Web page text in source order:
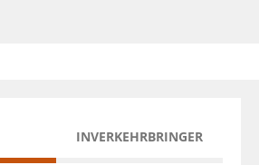
INVERKEHRBRINGER